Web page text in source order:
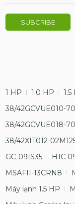
1 HP 1.0 HP 1.5
38/42GCVUE010-
38/42GCVUE018-
38/42XIT012-
GC-09IS35
H1C
MSAFII-13CRN8
Máy lạnh 1.5 HP